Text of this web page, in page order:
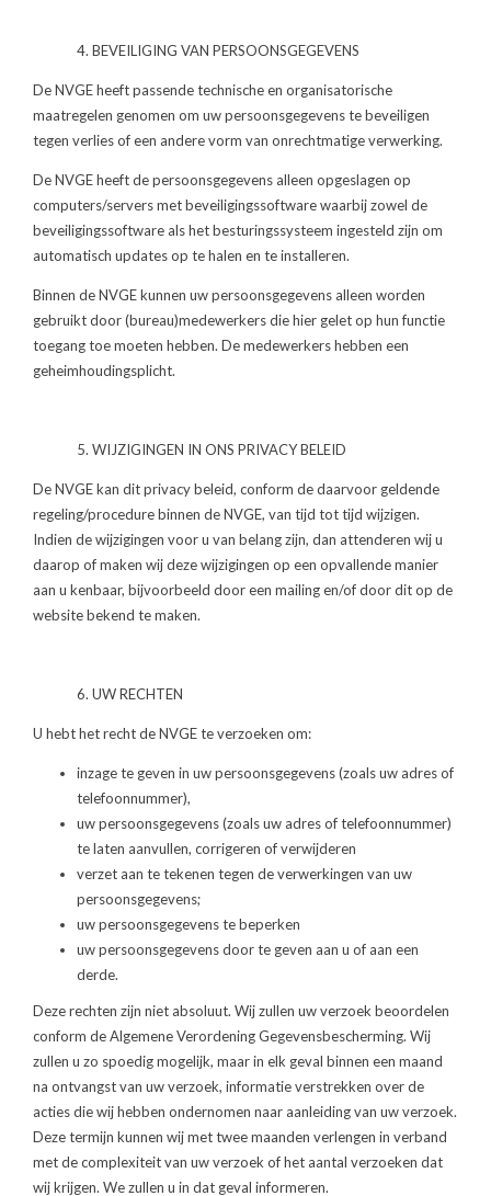
4. BEVEILIGING VAN PERSOONSGEGEVENS
De NVGE heeft passende technische en organisatorische
maatregelen genomen om uw persoons­gegevens te beveiligen
tegen verlies of een andere vorm van onrechtmatige verwerking.
De NVGE heeft de persoonsgegevens alleen opgeslagen op
computers/servers met beveiligingssoftware waarbij zowel de
beveiligingssoftware als het besturingssysteem ingesteld zijn om
automatisch updates op te halen en te installeren.
Binnen de NVGE kunnen uw persoonsgegevens alleen worden
gebruikt door (bureau)medewerkers die hier gelet op hun functie
toegang toe moeten hebben. De medewerkers hebben een
geheimhoudings­plicht.
5. WIJZIGINGEN IN ONS PRIVACY BELEID
De NVGE kan dit privacy beleid, conform de daarvoor geldende
regeling/procedure binnen de NVGE, van tijd tot tijd wijzigen.
Indien de wijzigingen voor u van belang zijn, dan attenderen wij u
daarop of maken wij deze wijzigingen op een opvallende manier
aan u kenbaar, bijvoorbeeld door een mailing en/of door dit op de
website bekend te maken.
6. UW RECHTEN
U hebt het recht de NVGE te verzoeken om:
inzage te geven in uw persoonsgegevens (zoals uw adres of
telefoonnummer),
uw persoonsgegevens (zoals uw adres of telefoonnummer)
te laten aanvullen, corrigeren of verwijderen
verzet aan te tekenen tegen de verwerkingen van uw
persoonsgegevens;
uw persoonsgegevens te beperken
uw persoonsgegevens door te geven aan u of aan een
derde.
Deze rechten zijn niet absoluut. Wij zullen uw verzoek beoordelen
conform de Algemene Verordening Gegevensbescherming. Wij
zullen u zo spoedig mogelijk, maar in elk geval binnen een maand
na ontvangst van uw verzoek, informatie verstrekken over de
acties die wij hebben ondernomen naar aanleiding van uw verzoek.
Deze termijn kunnen wij met twee maanden verlengen in verband
met de complexiteit van uw verzoek of het aantal verzoeken dat
wij krijgen. We zullen u in dat geval informeren.